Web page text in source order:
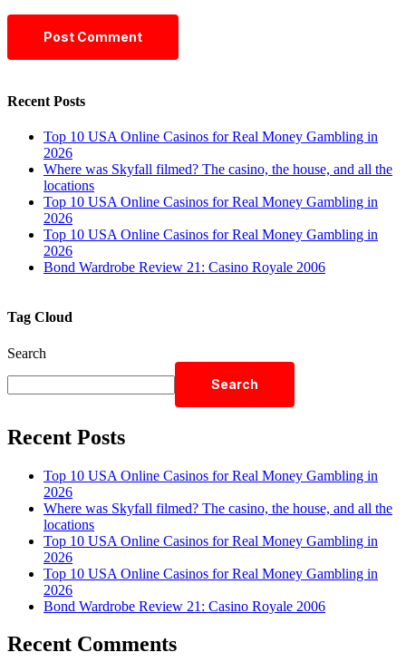
Recent Posts
Top 10 USA Online Casinos for Real Money Gambling in
2026
Where was Skyfall filmed? The casino, the house, and all the
locations
Top 10 USA Online Casinos for Real Money Gambling in
2026
Top 10 USA Online Casinos for Real Money Gambling in
2026
Bond Wardrobe Review 21: Casino Royale 2006
Tag Cloud
Search
Search
Recent Posts
Top 10 USA Online Casinos for Real Money Gambling in
2026
Where was Skyfall filmed? The casino, the house, and all the
locations
Top 10 USA Online Casinos for Real Money Gambling in
2026
Top 10 USA Online Casinos for Real Money Gambling in
2026
Bond Wardrobe Review 21: Casino Royale 2006
Recent Comments